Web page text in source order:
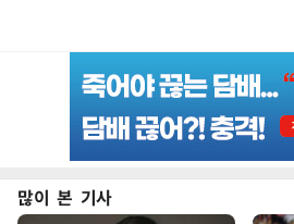
많이 본 기사